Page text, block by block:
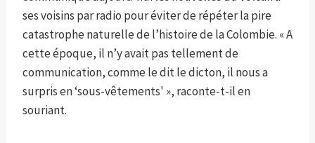
ses voisins par radio pour éviter de répéter la pire
catastrophe naturelle de l’histoire de la Colombie. « A
cette époque, il n’y avait pas tellement de
communication, comme le dit le dicton, il nous a
surpris en ‘sous-vêtements' », raconte-t-il en
souriant.